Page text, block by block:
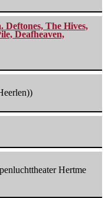
Deftones, The Hives,
Deafheaven,
Hertme